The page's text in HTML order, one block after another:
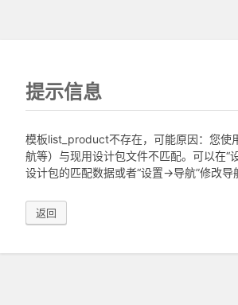
提示信息
模板list_product不存在，可能原因：您使
航等）与现用设计包文件不匹配。可以在“
设计包的匹配数据或者“设置->导航”修改导
返回